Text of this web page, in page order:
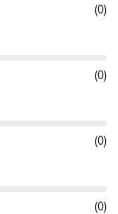
(0)
(0)
(0)
(0)